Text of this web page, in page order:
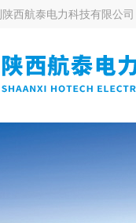
陕西航泰电力科技有限公司